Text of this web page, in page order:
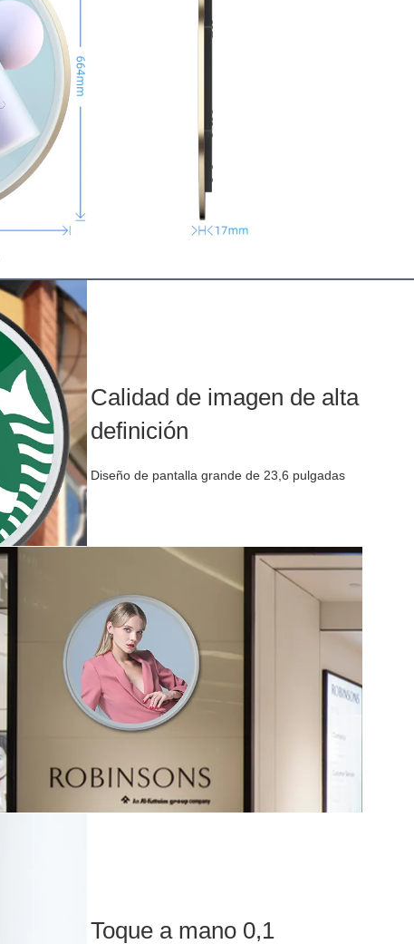
Calidad de imagen de alta
definición
Diseño de pantalla grande de 23,6 pulgadas
Toque a mano 0,1